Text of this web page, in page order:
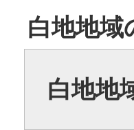
白地地域
白地地